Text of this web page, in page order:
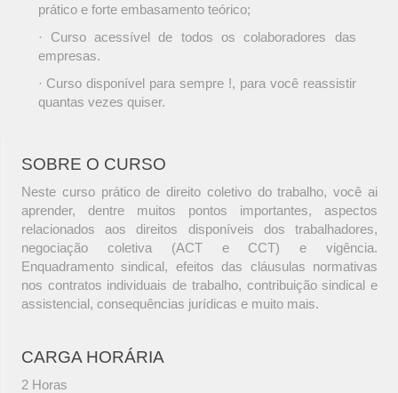
prático e forte embasamento teórico;
· Curso acessível de todos os colaboradores das
empresas.
· Curso disponível para sempre !, para você reassistir
quantas vezes quiser.
SOBRE O CURSO
Neste curso prático de direito coletivo do trabalho, você ai
aprender, dentre muitos pontos importantes, aspectos
relacionados aos direitos disponíveis dos trabalhadores,
negociação coletiva (ACT e CCT) e vigência.
Enquadramento sindical, efeitos das cláusulas normativas
nos contratos individuais de trabalho, contribuição sindical e
assistencial, consequências jurídicas e muito mais.
CARGA HORÁRIA
2 Horas